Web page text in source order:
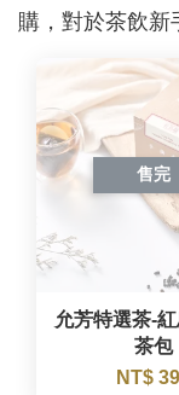
購，對於茶飲新
售完
允芳特選茶-
茶包
NT$